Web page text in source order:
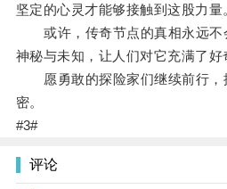
坚定的心灵才能够接触到这股力量
或许，传奇节点的真相永远不
神秘与未知，让人们对它充满了好
愿勇敢的探险家们继续前行，
密。
#3#
评论